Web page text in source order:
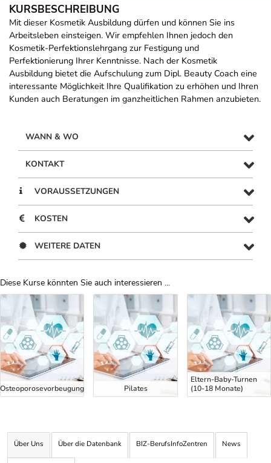
KURSBESCHREIBUNG
Mit dieser Kosmetik Ausbildung dürfen und können Sie ins
Arbeitsleben einsteigen. Wir empfehlen Ihnen jedoch den
Kosmetik-Perfektionslehrgang zur Festigung und
Perfektionierung Ihrer Kenntnisse. Nach der Kosmetik
Ausbildung bietet die Aufschulung zum Dipl. Beauty Coach eine
interessante Möglichkeit Ihre Qualifikation zu erhöhen und Ihren
Kunden auch Beratungen im ganzheitlichen Rahmen anzubieten.
WANN & WO
KONTAKT
VORAUSSETZUNGEN
KOSTEN
WEITERE DATEN
Diese Kurse könnten Sie auch interessieren ...
Uber Weiterbildungsvorschläge
Osteoporosevorbeugung Pilates
Eltern-Baby-Turnen
(10-18 Monate)
Über Uns Über die Datenbank BIZ-BerufsInfoZentren News